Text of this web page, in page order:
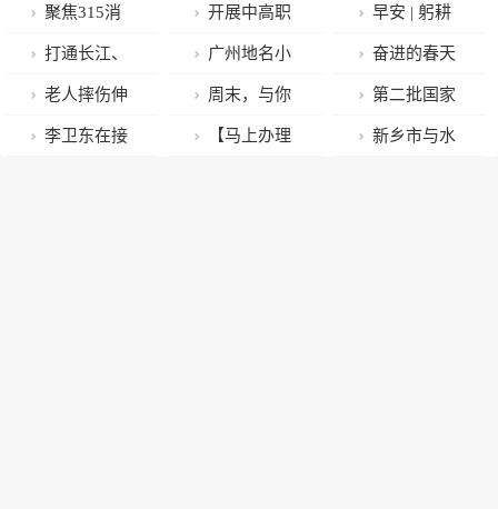
聚焦315消
费者权益日 |
考试延期不退
住宿费？番禺
开展中高职
衔接，郑州市
信息技术学校
又有新动作
早安 | 躬耕
今天 不负明天
打通长江、
珠江水运！毛
万春等住湘全
广州地名小
掌故：没有美
食的大食街
奋进的春天
｜深圳站春运
后客流不减反
老人摔伤伸
援手 及时救助
周末，与你
相约 莓好时光
第二批国家
级滑雪旅游度
李卫东在接 【马上办理 新乡市与水